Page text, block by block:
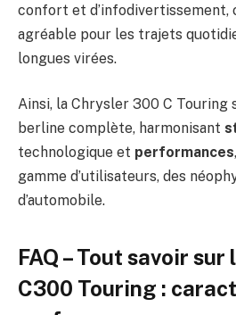
confort et d’infodivertissement,
agréable pour les trajets
longues virées.
Ainsi, la Chrysler 300 C Touring
berline complète, harmonisant
technologique et performances
gamme d’utilisateurs, des
d’automobile.
FAQ – Tout savoir sur
C300 Touring :